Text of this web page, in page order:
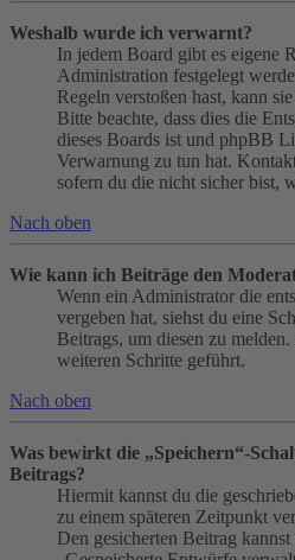
Weshalb wurde ich verwarnt?
In jedem Board gibt es eigene
Administration festgelegt
Regeln verstoßen hast, kann
Bitte beachte, dass dies die
dieses Boards ist und phpBB
Verwarnung zu tun hat.
sofern du die nicht sicher bist,
Nach oben
Wie kann ich Beiträge den
Wenn ein Administrator die
vergeben hat, siehst du eine
Beitrags, um diesen zu
weiteren Schritte geführt.
Nach oben
Was bewirkt die „Speichern“-
Beitrags?
Hiermit kannst du die
zu einem späteren Zeitpunkt
Den gesicherten Beitrag